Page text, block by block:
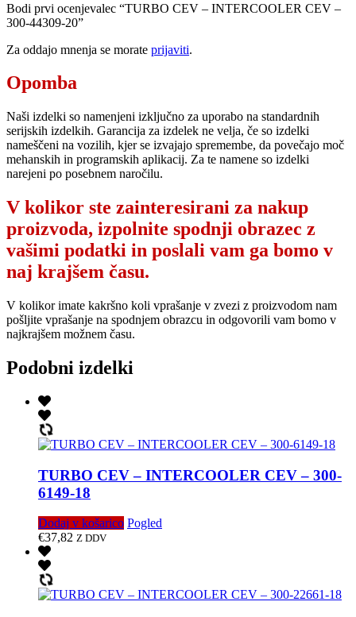
Bodi prvi ocenjevalec “TURBO CEV – INTERCOOLER CEV –
300-44309-20”
Za oddajo mnenja se morate prijaviti.
Opomba
Naši izdelki so namenjeni izključno za uporabo na standardnih
serijskih izdelkih. Garancija za izdelek ne velja, če so izdelki
nameščeni na vozilih, kjer se izvajajo spremembe, da povečajo moč
mehanskih in programskih aplikacij. Za te namene so izdelki
narejeni po posebnem naročilu.
V kolikor ste zainteresirani za nakup
proizvoda, izpolnite spodnji obrazec z
vašimi podatki in poslali vam ga bomo v
naj krajšem času.
V kolikor imate kakršno koli vprašanje v zvezi z proizvodom nam
pošljite vprašanje na spodnjem obrazcu in odgovorili vam bomo v
najkrajšem možnem času.
Podobni izdelki
TURBO CEV – INTERCOOLER CEV – 300-
6149-18
Dodaj v košarico Pogled
€37,82 Z DDV